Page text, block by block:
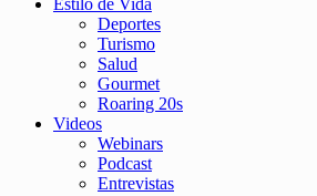
Estilo de Vida
Deportes
Turismo
Salud
Gourmet
Roaring 20s
Videos
Webinars
Podcast
Entrevistas